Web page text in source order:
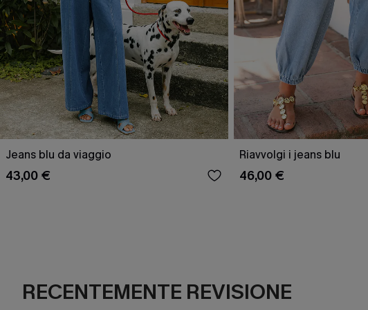
Jeans blu da viaggio
43,00 €
Riavvolgi i jeans blu
46,00 €
RECENTEMENTE REVISIONE